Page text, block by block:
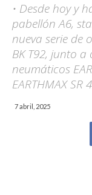
• Desde hoy y
pabellón A6,
nueva serie de
BK T92, junto
neumáticos
EARTHMAX SR
7 abril, 2025